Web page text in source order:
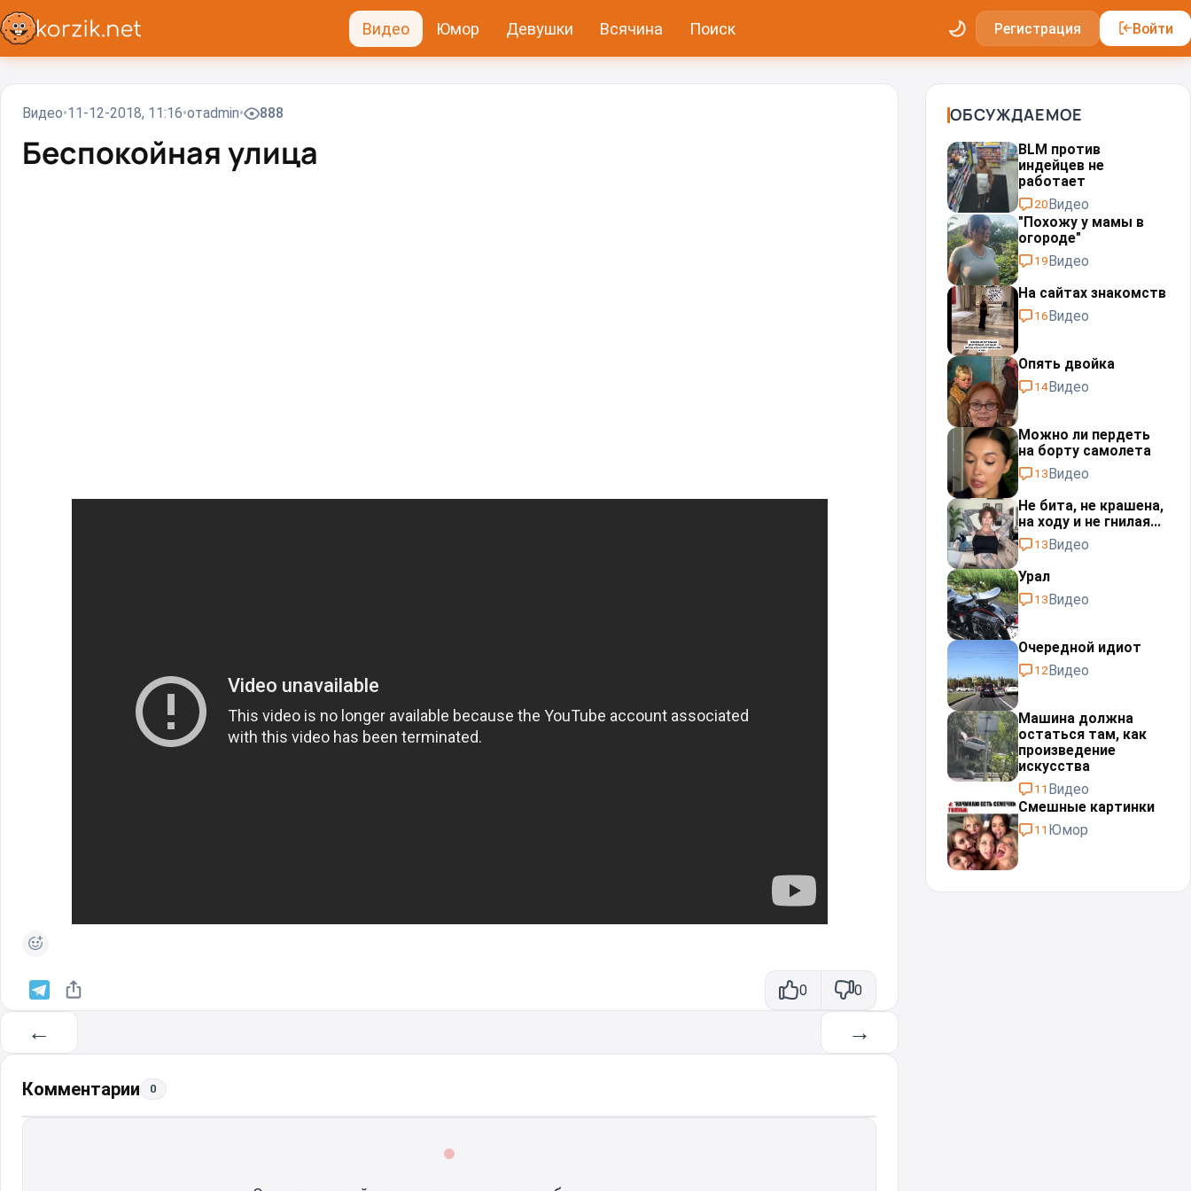
Видео Юмор Девушки Всячина Поиск Регистрация Войти
Видео 11-12-2018, 11:16 отadmin 888
Беспокойная улица
0 0
← →
Комментарии 0
ОБСУЖДАЕМОЕ
BLM против
индейцев не
работает
20Видео
"Похожу у мамы в
огороде"
19Видео
На сайтах знакомств
16Видео
Опять двойка
14Видео
Можно ли пердеть
на борту самолета
13Видео
Не бита, не крашена,
на ходу и не гнилая...
13Видео
Урал⁠⁠
13Видео
Очередной идиот
12Видео
Машина должна
остаться там, как
произведение
искусства
11 Видео
Смешные картинки
11 Юмор